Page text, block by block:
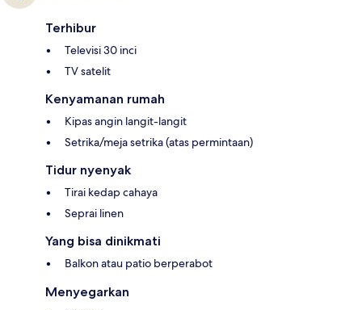
Terhibur
Televisi 30 inci
TV satelit
Kenyamanan rumah
Kipas angin langit-langit
Setrika/meja setrika (atas permintaan)
Tidur nyenyak
Tirai kedap cahaya
Seprai linen
Yang bisa dinikmati
Balkon atau patio berperabot
Menyegarkan